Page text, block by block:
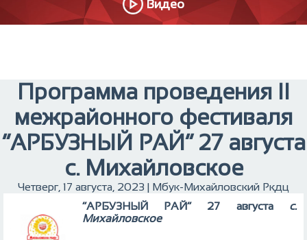
Видео
Программа проведения II
межрайонного фестиваля
“АРБУЗНЫЙ РАЙ” 27 августа
с. Михайловское
Четверг, 17 августа, 2023 | Мбук-Михайловский Ркдц
“АРБУЗНЫЙ РАЙ” 27 августа с.
Михайловское